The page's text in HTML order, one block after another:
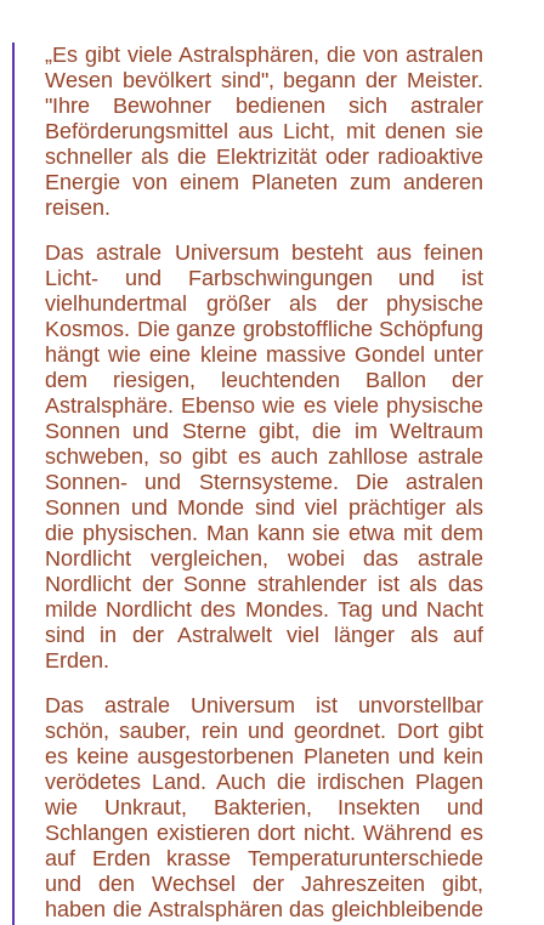
„Es gibt viele Astralsphären, die von astralen
Wesen bevölkert sind", begann der Meister.
"Ihre Bewohner bedienen sich astraler
Beförderungsmittel aus Licht, mit denen sie
schneller als die Elektrizität oder radioaktive
Energie von einem Planeten zum anderen
reisen.
Das astrale Universum besteht aus feinen
Licht- und Farbschwingungen und ist
vielhundertmal größer als der physische
Kosmos. Die ganze grobstoffliche Schöpfung
hängt wie eine kleine massive Gondel unter
dem riesigen, leuchtenden Ballon der
Astralsphäre. Ebenso wie es viele physische
Sonnen und Sterne gibt, die im Weltraum
schweben, so gibt es auch zahllose astrale
Sonnen- und Sternsysteme. Die astralen
Sonnen und Monde sind viel prächtiger als
die physischen. Man kann sie etwa mit dem
Nordlicht vergleichen, wobei das astrale
Nordlicht der Sonne strahlender ist als das
milde Nordlicht des Mondes. Tag und Nacht
sind in der Astralwelt viel länger als auf
Erden.
Das astrale Universum ist unvorstellbar
schön, sauber, rein und geordnet. Dort gibt
es keine ausgestorbenen Planeten und kein
verödetes Land. Auch die irdischen Plagen
wie Unkraut, Bakterien, Insekten und
Schlangen existieren dort nicht. Während es
auf Erden krasse Temperaturunterschiede
und den Wechsel der Jahreszeiten gibt,
haben die Astralsphären das gleichbleibende